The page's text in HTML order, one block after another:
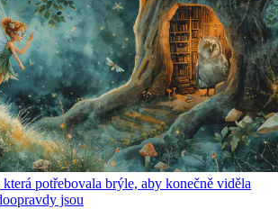
potřebovala brýle, aby konečně viděla
jsou